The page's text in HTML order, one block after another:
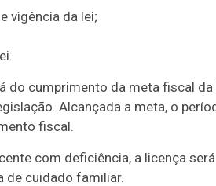
vigência da lei;
do cumprimento da meta fiscal
Alcançada a meta, o
fiscal.
com deficiência, a licença
de cuidado familiar.